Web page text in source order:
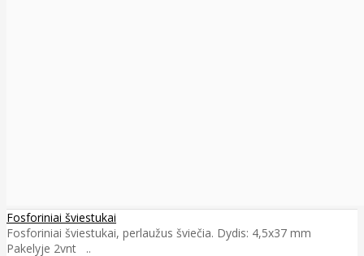
Fosforiniai šviestukai
Fosforiniai šviestukai, perlaužus šviečia. Dydis: 4,5x37 mm
Pakelyje 2vnt ..